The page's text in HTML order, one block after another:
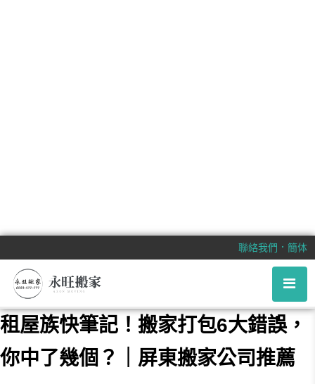
聯絡我們 ． 簡体
租屋族快筆記！搬家打包6大錯誤，
你中了幾個？｜屏東搬家公司推薦